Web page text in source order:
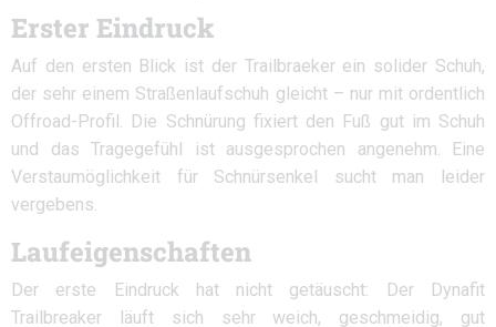
Erster Eindruck
Auf den ersten Blick ist der Trailbraeker ein solider Schuh,
der sehr einem Straßenlaufschuh gleicht – nur mit ordentlich
Offroad-Profil. Die Schnürung fixiert den Fuß gut im Schuh
und das Tragegefühl ist ausgesprochen angenehm. Eine
Verstaumöglichkeit für Schnürsenkel sucht man leider
vergebens.
Laufeigenschaften
Der erste Eindruck hat nicht getäuscht: Der Dynafit
Trailbreaker läuft sich sehr weich, geschmeidig, gut